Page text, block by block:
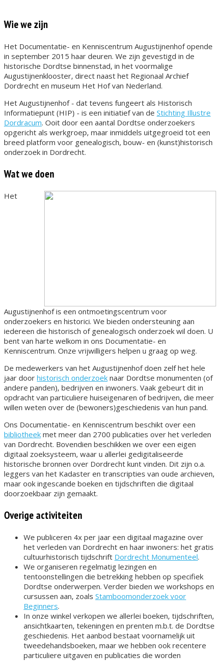
Wie we zijn
Het Documentatie- en Kenniscentrum Augustijnenhof opende
in september 2015 haar deuren. We zijn gevestigd in de
historische Dordtse binnenstad, in het voormalige
Augustijnenklooster, direct naast het Regionaal Archief
Dordrecht en museum Het Hof van Nederland.
Het Augustijnenhof - dat tevens fungeert als Historisch
Informatiepunt (HIP) - is een initiatief van de Stichting Illustre
Dordracum. Ooit door een aantal Dordtse onderzoekers
opgericht als werkgroep, maar inmiddels uitgegroeid tot een
breed platform voor genealogisch, bouw- en (kunst)historisch
onderzoek in Dordrecht.
Wat we doen
Het
Augustijnenhof is een ontmoetingscentrum voor
onderzoekers en historici. We bieden ondersteuning aan
iedereen die historisch of genealogisch onderzoek wil doen. U
bent van harte welkom in ons Documentatie- en
Kenniscentrum. Onze vrijwilligers helpen u graag op weg.
De medewerkers van het Augustijnenhof doen zelf het hele
jaar door historisch onderzoek naar Dordtse monumenten (of
andere panden), bedrijven en inwoners. Vaak gebeurt dit in
opdracht van particuliere huiseigenaren of bedrijven, die meer
willen weten over de (bewoners)geschiedenis van hun pand.
Ons Documentatie- en Kenniscentrum beschikt over een
bibliotheek met meer dan 2700 publicaties over het verleden
van Dordrecht. Bovendien beschikken we over een eigen
digitaal zoeksysteem, waar u allerlei gedigitaliseerde
historische bronnen over Dordrecht kunt vinden. Dit zijn o.a.
leggers van het Kadaster en transcripties van oude archieven,
maar ook ingescande boeken en tijdschriften die digitaal
doorzoekbaar zijn gemaakt.
Overige activiteiten
We publiceren 4x per jaar een digitaal magazine over
het verleden van Dordrecht en haar inwoners: het gratis
cultuurhistorisch tijdschrift Dordrecht Monumenteel.
We organiseren regelmatig lezingen en
tentoonstellingen die betrekking hebben op specifiek
Dordtse onderwerpen. Verder bieden we workshops en
cursussen aan, zoals Stamboomonderzoek voor
Beginners.
In onze winkel verkopen we allerlei boeken, tijdschriften,
ansichtkaarten, tekeningen en prenten m.b.t. de Dordtse
geschiedenis. Het aanbod bestaat voornamelijk uit
tweedehandsboeken, maar we hebben ook recentere
particuliere uitgaven en publicaties die worden